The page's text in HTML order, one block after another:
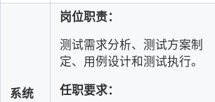
系统
岗位职责：
测试需求分析、测试方案制
定、用例设计和测试执行。
任职要求：